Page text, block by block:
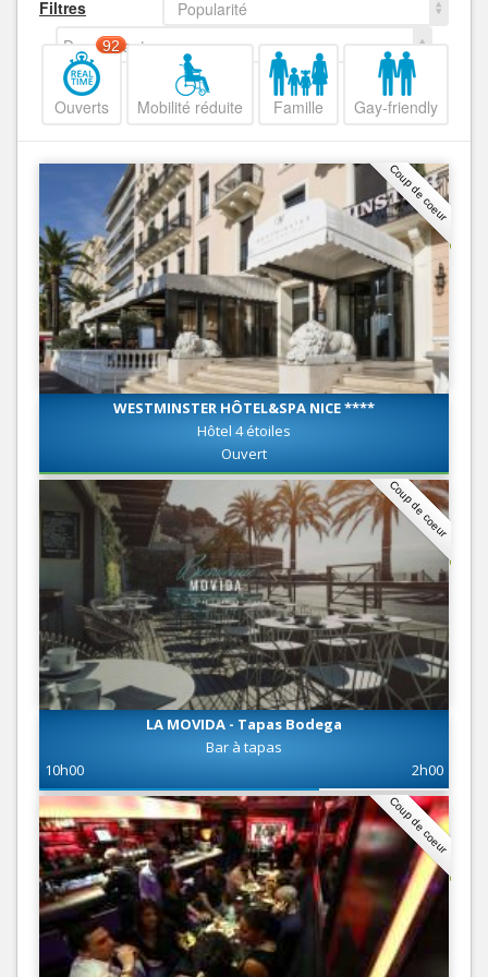
Filtres
Popularité
Decroissant
Ouverts
92
Mobilité réduite Famille Gay-friendly
Coup de coeur
WESTMINSTER HÔTEL&SPA NICE ****
Hôtel 4 étoiles
Ouvert
Coup de coeur
LA MOVIDA - Tapas Bodega
Bar à tapas
10h00
2h00
Coup de coeur